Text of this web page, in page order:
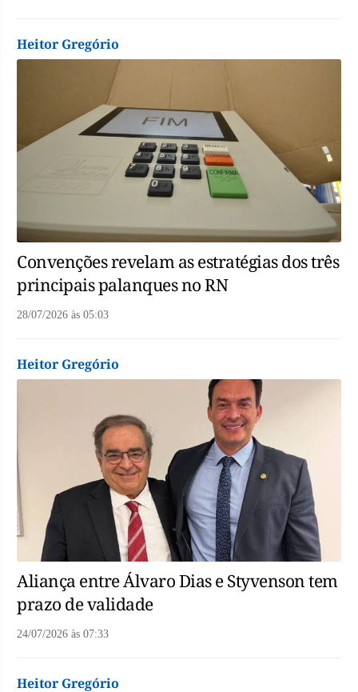
Heitor Gregório
Convenções revelam as estratégias dos três
principais palanques no RN
28/07/2026 às 05:03
Heitor Gregório
Aliança entre Álvaro Dias e Styvenson tem
prazo de validade
24/07/2026 às 07:33
Heitor Gregório